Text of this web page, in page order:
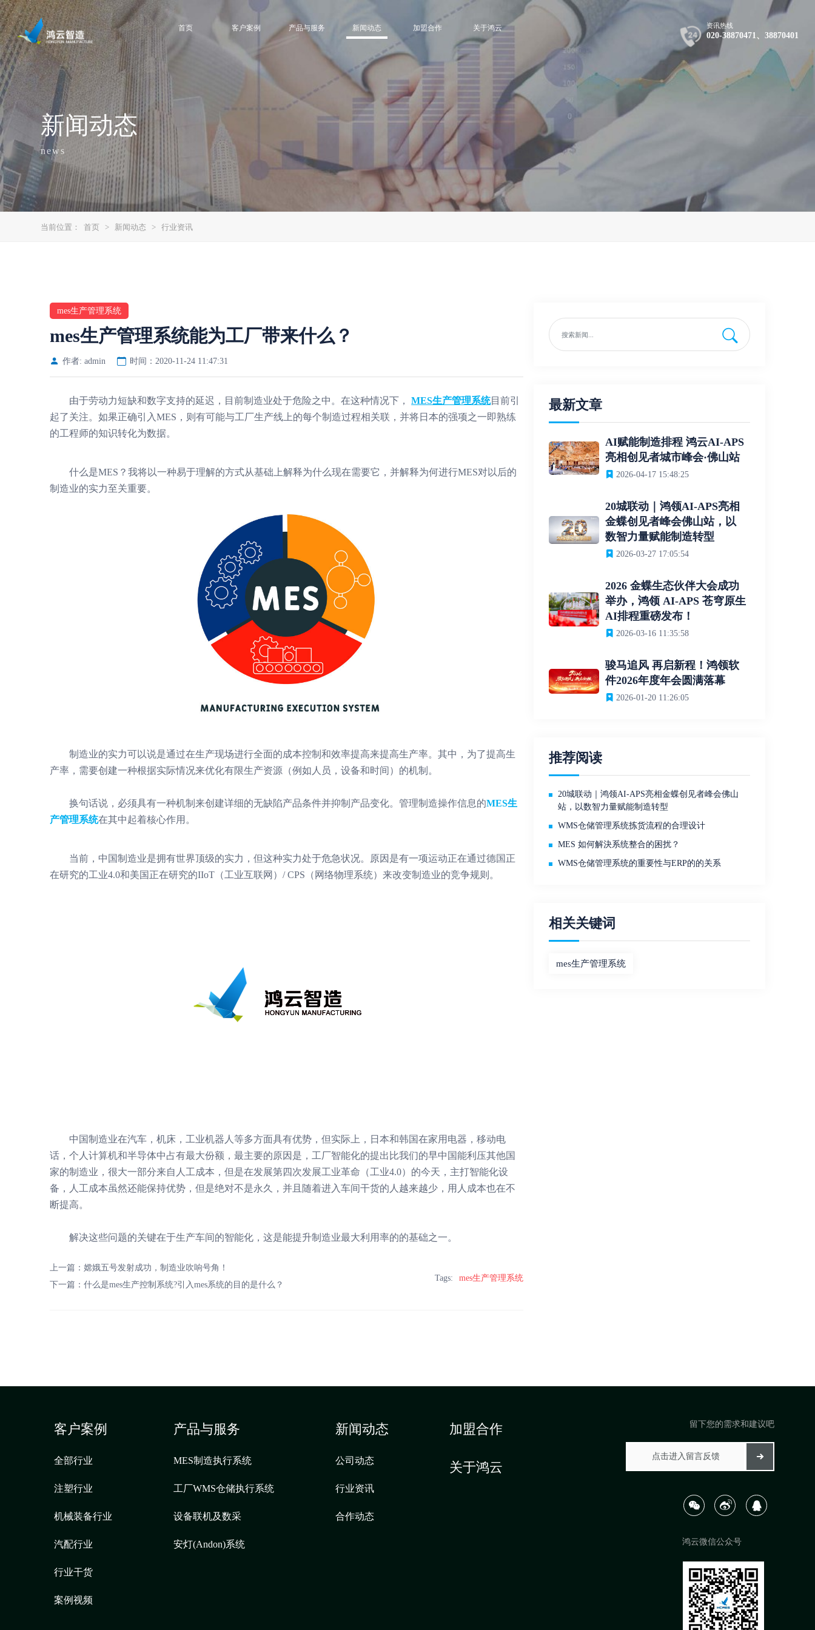
首页 客户案例 产品与服务 新闻动态 加盟合作 关于鸿云 资讯热线
020-38870471、38870401
新闻动态
news
当前位置： 首页 > 新闻动态 > 行业资讯
mes生产管理系统
mes生产管理系统能为工厂带来什么？
作者: admin 时间：2020-11-24 11:47:31
由于劳动力短缺和数字支持的延迟，目前制造业处于危险之中。在这种情况下， MES生产管理系统目前引
起了关注。如果正确引入MES，则有可能与工厂生产线上的每个制造过程相关联，并将日本的强项之一即熟练
的工程师的知识转化为数据。
什么是MES？我将以一种易于理解的方式从基础上解释为什么现在需要它 ，并解释为何进行MES对以后的
制造业的实力至关重要。
制造业的实力可以说是通过在生产现场进行全面的成本控制和效率提高来提高生产率。其中，为了提高生
产率，需要创建一种根据实际情况来优化有限生产资源（例如人员，设备和时间）的机制。
换句话说，必须具有一种机制来创建详细的无缺陷产品条件并抑制产品变化。管理制造操作信息的MES生
产管理系统在其中起着核心作用。
当前，中国制造业是拥有世界顶级的实力，但这种实力处于危急状况。 原因是有一项运动正在通过德国正
在研究的工业4.0和美国正在研究的IIoT（工业互联网）/ CPS（网络物理系统）来改变制造业的竞争规则。
中国制造业在汽车，机床，工业机器人等多方面具有优势，但实际上，日本和韩国在家用电器，移动电
话，个人计算机和半导体中占有最大份额，最主要的原因是，工厂智能化的提出比我们的早中国能利压其他国
家的制造业，很大一部分来自人工成本，但是在发展第四次发展工业革命（工业4.0）的今天，主打智能化设
备，人工成本虽然还能保持优势，但是绝对不是永久，并且随着进入车间干货的人越来越少，用人成本也在不
断提高。
解决这些问题的关键在于生产车间的智能化，这是能提升制造业最大利用率的的基础之一。
上一篇：嫦娥五号发射成功，制造业吹响号角！
下一篇：什么是mes生产控制系统?引入mes系统的目的是什么？
Tags: mes生产管理系统
最新文章
AI赋能制造排程 鸿云AI-APS
亮相创见者城市峰会·佛山站
2026-04-17 15:48:25
20城联动｜鸿领AI-APS亮相
金蝶创见者峰会佛山站，以
数智力量赋能制造转型
2026-03-27 17:05:54
2026 金蝶生态伙伴大会成功
举办，鸿领 AI-APS 苍穹原生
AI排程重磅发布！
2026-03-16 11:35:58
骏马追风 再启新程！鸿领软
件2026年度年会圆满落幕
2026-01-20 11:26:05
推荐阅读
20城联动｜鸿领AI-APS亮相金蝶创见者峰会佛山
站，以数智力量赋能制造转型
WMS仓储管理系统拣货流程的合理设计
MES 如何解決系统整合的困扰？
WMS仓储管理系统的重要性与ERP的的关系
相关关键词
mes生产管理系统
客户案例
全部行业
注塑行业
机械装备行业
汽配行业
行业干货
案例视频
产品与服务
MES制造执行系统
工厂WMS仓储执行系统
设备联机及数采
安灯(Andon)系统
新闻动态
公司动态
行业资讯
合作动态
加盟合作
关于鸿云
留下您的需求和建议吧
鸿云微信公众号